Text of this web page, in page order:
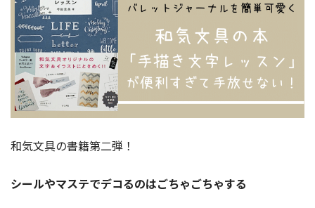
和気文具の書籍第二弾！
シールやマステでデコるのはごちゃごちゃする